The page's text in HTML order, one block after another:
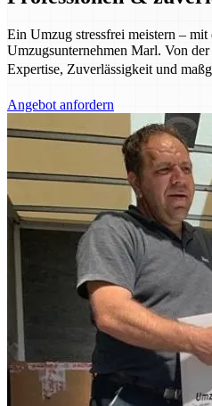
Ein Umzug stressfrei meistern – mit
Umzugsunternehmen Marl. Von
Expertise, Zuverlässigkeit und
Angebot anfordern